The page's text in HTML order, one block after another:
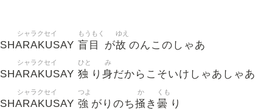
SHARAKUSAY
シャラクセイ
盲目
もうもく
が故
ゆえ
のんこのしゃあ
SHARAKUSAY
シャラクセイ
独
ひと
り 身
み
だからこそいけしゃあしゃあ
SHARAKUSAY
シャラクセイ
強
つよ
がりのち掻
か
き 曇
くも
り